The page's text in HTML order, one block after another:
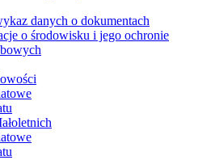
danych o dokumentach
o środowisku i jego ochronie